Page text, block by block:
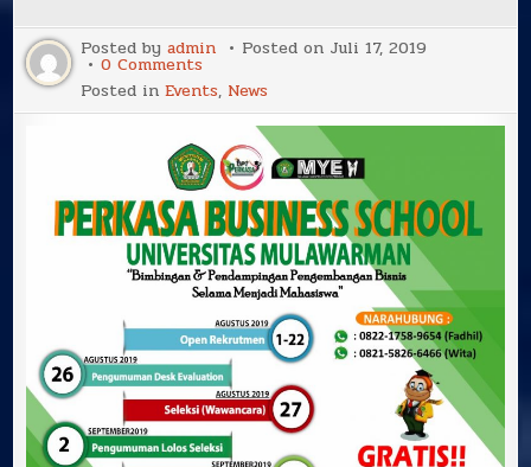
Thailand
Posted byadmin Posted on Juli 17, 2019
0 Comments
Posted inEvents, News